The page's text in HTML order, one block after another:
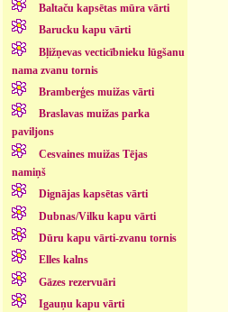
Baltaču kapsētas mūra vārti
Barucku kapu vārti
Bļižņevas vecticībnieku lūgšanu
nama zvanu tornis
Bramberģes muižas vārti
Braslavas muižas parka
paviljons
Cesvaines muižas Tējas
namiņš
Dignājas kapsētas vārti
Dubnas/Vilku kapu vārti
Dūru kapu vārti-zvanu tornis
Elles kalns
Gāzes rezervuāri
Igauņu kapu vārti